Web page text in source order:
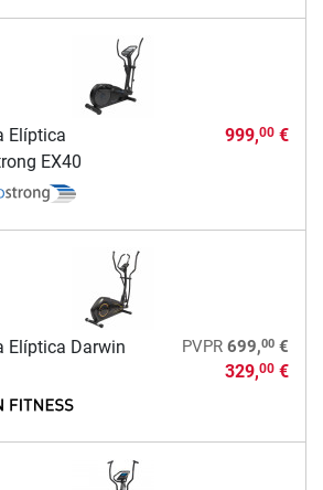
Elíptica
EX40
999,00€
Elíptica Darwin
PVPR 699,00€
329,00€